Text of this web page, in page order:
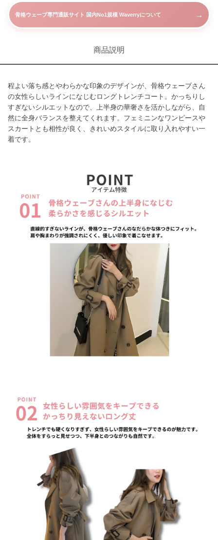
骨格ウェーブ専門通販サイト 国内No1規模 Waverryについて →
商品説明
程よい落ち感とやわらかな印象のデザインが、骨格ウェーブさん
の女性らしいラインになじむロングトレンチコート。かっちりし
すぎないシルエットなので、上半身の華奢さを活かしながら、自
然に全身バランスを整えてくれます。フェミニンなワンピースや
スカートとも相性が良く、きれいめスタイルに取り入れやすい一
着です。